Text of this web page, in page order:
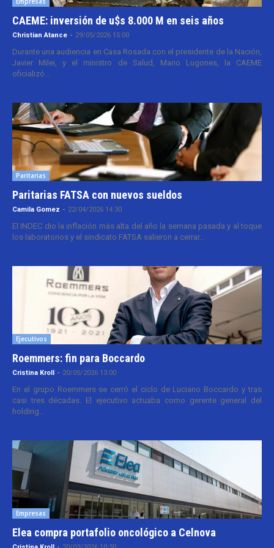
CAEME: inversión de u$s 8.000 M en seis años
Christian Atance - 29/05/2026 15:00
Durante una audiencia en Casa Rosada con el presidente de la Nación,
Javier Milei, y el ministro de Salud, Mario Lugones, la CAEME
oficializó...
Paritarias
Paritarias FATSA con nuevos sueldos
Camila Gomez - 22/04/2026 14:30
El INDEC dio la inflación más alta del año la semana pasada y al toque
los laboratorios y el sindicato FATSA salieron a cerrar...
Ejecutivos
Roemmers: fin para Boccardo
Cristina Kroll - 20/05/2026 13:00
En el grupo Roemmers se cerró el ciclo de Luciano Boccardo y tras
casi tres décadas. El ejecutivo actuaba como gerente general del
holding...
Empresas
Elea compra portafolio oncológico a Celnova